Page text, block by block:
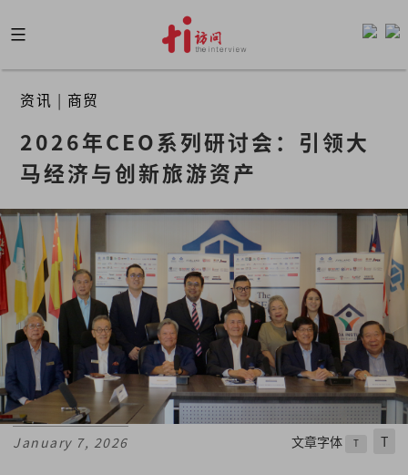
to
content
资讯 | 商贸
2026年CEO系列研讨会：引领大
马经济与创新旅游资产
January 7, 2026 文章字体 T T